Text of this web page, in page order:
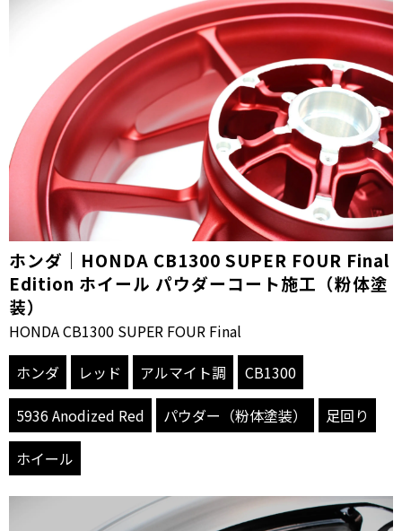
ホンダ｜HONDA CB1300 SUPER FOUR Final
Edition ホイール パウダーコート施工（粉体塗
装）
HONDA CB1300 SUPER FOUR Final
ホンダ
レッド アルマイト調
CB1300
5936 Anodized Red
パウダー（粉体塗装）
足回り
ホイール